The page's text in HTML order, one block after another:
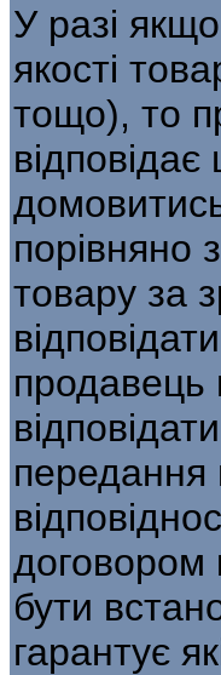
У разі
якості
тощо), то
порівняно
товару за
продавець
передання
договором
бути
гарантує